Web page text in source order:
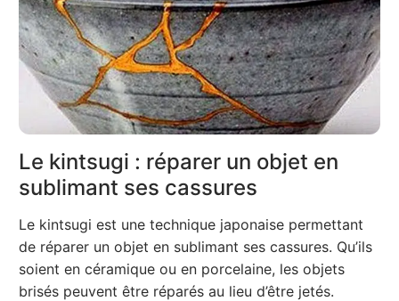
Le kintsugi : réparer un objet en
sublimant ses cassures
Le kintsugi est une technique japonaise permettant
de réparer un objet en sublimant ses cassures. Qu’ils
soient en céramique ou en porcelaine, les objets
brisés peuvent être réparés au lieu d’être jetés.